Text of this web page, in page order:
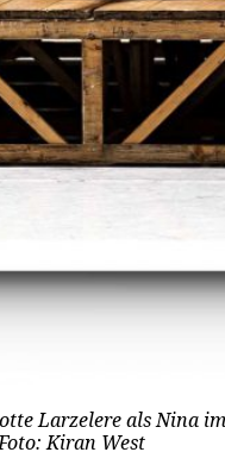
Larzelere als Nina
Kiran West